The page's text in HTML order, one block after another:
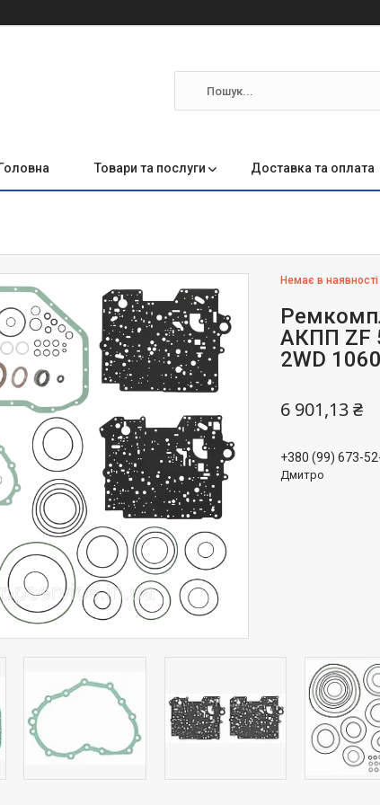
Головна Товари та послуги Доставка та оплата
Немає в наявності
АКПП ZF
2WD
6 901,13 ₴
+380 (99) 673-
Дмитро